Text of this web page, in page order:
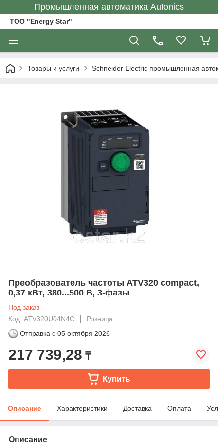
Промышленная автоматика Autonics
ТОО "Energy Star"
Товары и услуги Schneider Electric промышленная
Преобразователь частоты ATV320 compact,
0,37 кВт, 380...500 B, 3-фазы
Под заказ
Код: ATV320U04N4C
Розница
Отправка с 05 октября 2026
217 739,28 ₸
Купить
Описание Характеристики Доставка Оплата
Описание